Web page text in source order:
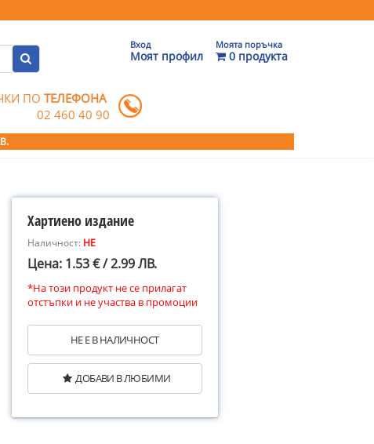
Вход
Моят профил
Моята поръчка
0 продукта
ПОТЕЛЕФОНА
02 460 40 90
Хартиено издание
Наличност: НЕ
Цена: 1.53 € / 2.99 ЛВ.
*На този продукт не се прилагат
отстъпки и не участва в промоции
НЕ Е В НАЛИЧНОСТ
ДОБАВИ В ЛЮБИМИ